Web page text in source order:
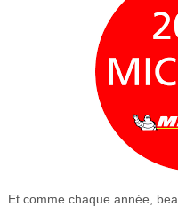
Et comme chaque année,